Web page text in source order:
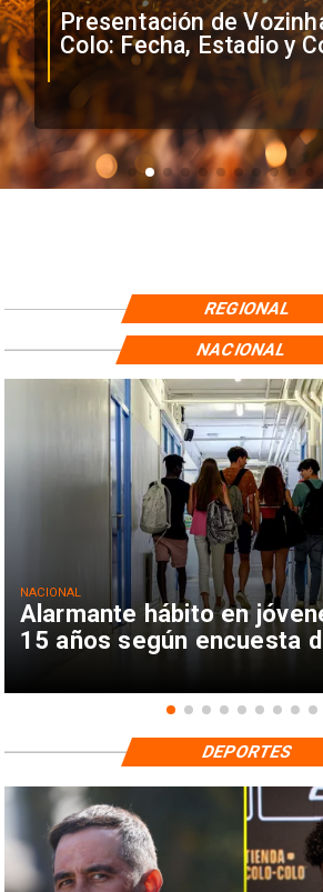
Presentación de
Colo: Fecha, Estadio y
REGIONAL
Alarmante hábito en
15 años según encuesta
NACIONAL
NACIONAL
DEPORTES